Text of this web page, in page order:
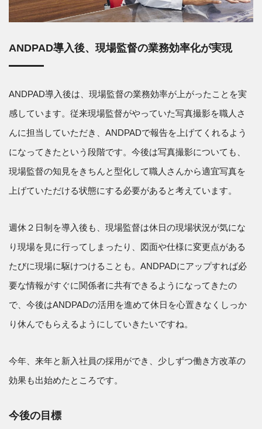
ANDPAD導入後、現場監督の業務効率化が実現
ANDPAD導入後は、現場監督の業務効率が上がったことを実
感しています。従来現場監督がやっていた写真撮影を職人さ
んに担当していただき、ANDPADで報告を上げてくれるよう
になってきたという段階です。今後は写真撮影についても、
現場監督の知見をきちんと型化して職人さんから適宜写真を
上げていただける状態にする必要があると考えています。
週休２日制を導入後も、現場監督は休日の現場状況が気にな
り現場を見に行ってしまったり、図面や仕様に変更点がある
たびに現場に駆けつけることも。ANDPADにアップすれば必
要な情報がすぐに関係者に共有できるようになってきたの
で、今後はANDPADの活用を進めて休日を心置きなくしっか
り休んでもらえるようにしていきたいですね。
今年、来年と新入社員の採用ができ、少しずつ働き方改革の
効果も出始めたところです。
今後の目標